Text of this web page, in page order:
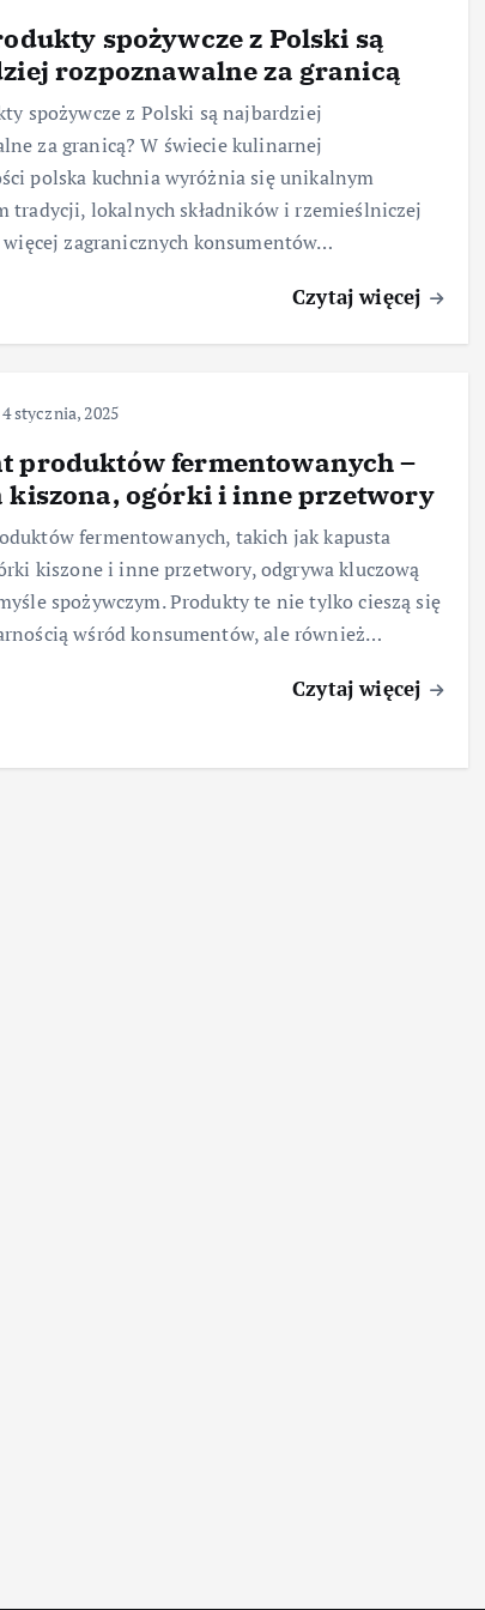
spożywcze z Polski są
rozpoznawalne za granicą
spożywcze z Polski są najbardziej
za granicą? W świecie kulinarnej
polska kuchnia wyróżnia się unikalnym
tradycji, lokalnych składników i rzemieślniczej
więcej zagranicznych konsumentów…
Czytaj więcej
4 stycznia, 2025
produktów fermentowanych –
kiszona, ogórki i inne przetwory
fermentowanych, takich jak kapusta
kiszone i inne przetwory, odgrywa kluczową
spożywczym. Produkty te nie tylko cieszą się
wśród konsumentów, ale również…
Czytaj więcej